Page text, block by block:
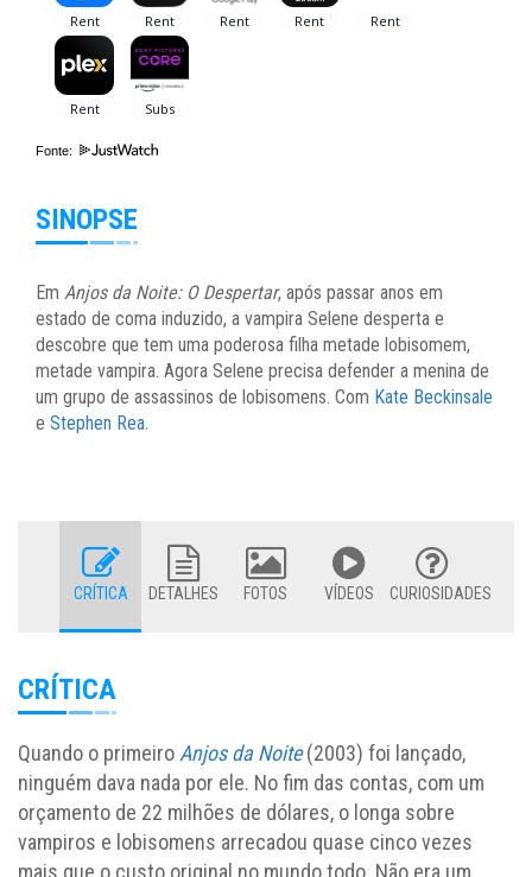
Fonte:
SINOPSE
Em Anjos da Noite: O Despertar, após passar anos em
estado de coma induzido, a vampira Selene desperta e
descobre que tem uma poderosa filha metade lobisomem,
metade vampira. Agora Selene precisa defender a menina de
um grupo de assassinos de lobisomens. Com Kate Beckinsale
e Stephen Rea
CRÍTICA DETALHES FOTOS VÍDEOS CURIOSIDADES
CRÍTICA
Quando o primeiro Anjos da Noite (2003) foi lançado,
ninguém dava nada por ele. No fim das contas, com um
orçamento de 22 milhões de dólares, o longa sobre
vampiros e lobisomens arrecadou quase cinco vezes
mais que o custo original no mundo todo. Não era um